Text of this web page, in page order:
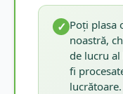
✓ Poți plasa
noastră,
de lucru
fi
lucrătoare.